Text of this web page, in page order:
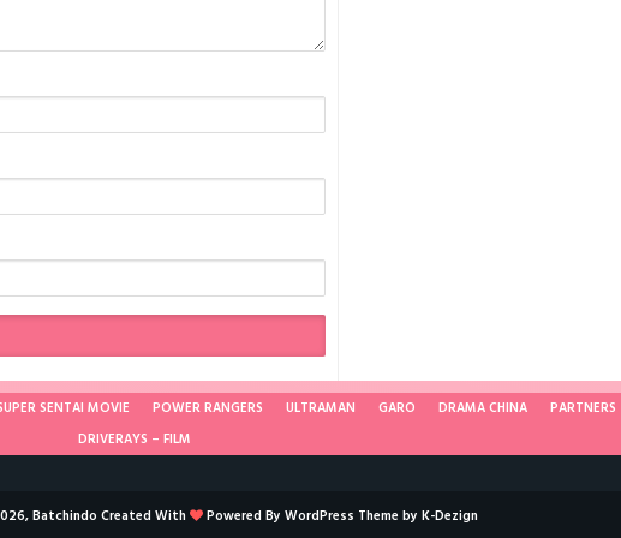
SENTAI MOVIE POWER RANGERS ULTRAMAN GARO DRAMA CHINA PARTNERS
DRIVERAYS – FILM
Batchindo Created With Powered By WordPress Theme by K-Dezign